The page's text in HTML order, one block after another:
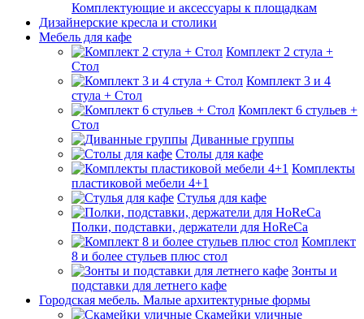
Комплектующие и аксессуары к площадкам
Дизайнерские кресла и столики
Мебель для кафе
Комплект 2 стула +
Стол
Комплект 3 и 4
стула + Стол
Комплект 6 стульев +
Стол
Диванные группы
Столы для кафе
Комплекты
пластиковой мебели 4+1
Стулья для кафе
Полки, подставки, держатели для HoReCa
Комплект
8 и более стульев плюс стол
Зонты и
подставки для летнего кафе
Городская мебель. Малые архитектурные формы
Скамейки уличные